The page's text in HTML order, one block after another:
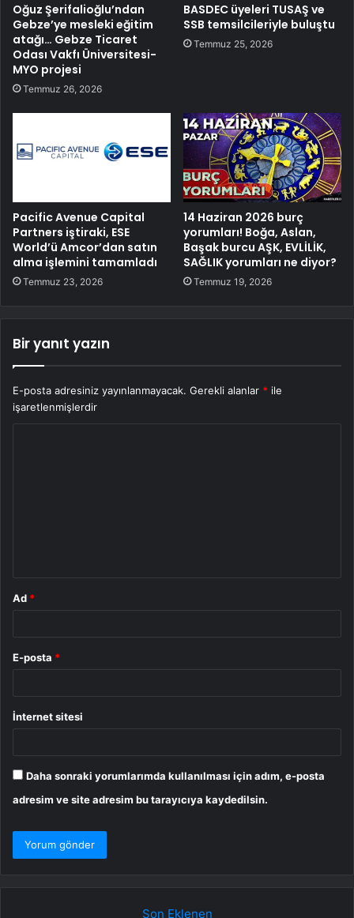
Oğuz Şerifalioğlu’ndan
Gebze’ye mesleki eğitim
atağı… Gebze Ticaret
Odası Vakfı Üniversitesi-
MYO projesi
Temmuz 26, 2026
BASDEC üyeleri TUSAŞ ve
SSB temsilcileriyle buluştu
Temmuz 25, 2026
Pacific Avenue Capital
Partners iştiraki, ESE
World’ü Amcor’dan satın
alma işlemini tamamladı
Temmuz 23, 2026
14 Haziran 2026 burç
yorumları! Boğa, Aslan,
Başak burcu AŞK, EVLİLİK,
SAĞLIK yorumları ne diyor?
Temmuz 19, 2026
Bir yanıt yazın
E-posta adresiniz yayınlanmayacak. Gerekli alanlar * ile
işaretlenmişlerdir
Ad *
E-posta *
İnternet sitesi
Daha sonraki yorumlarımda kullanılması için adım, e-posta
adresim ve site adresim bu tarayıcıya kaydedilsin.
Son Eklenen